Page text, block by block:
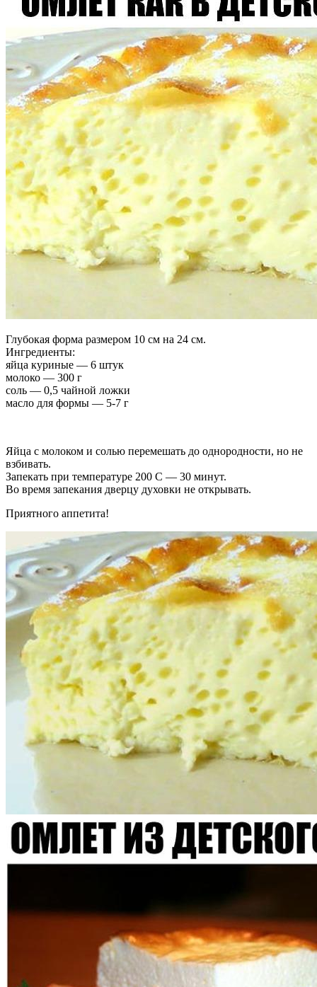
Глубокая форма размером 10 см на 24 см.
Ингредиенты:
яйца куриные — 6 штук
молоко — 300 г
соль — 0,5 чайной ложки
масло для формы — 5-7 г
Яйца с молоком и солью перемешать до однородности, но не
взбивать.
Запекать при температуре 200 С — 30 минут.
Во время запекания дверцу духовки не открывать.
Приятного аппетита!